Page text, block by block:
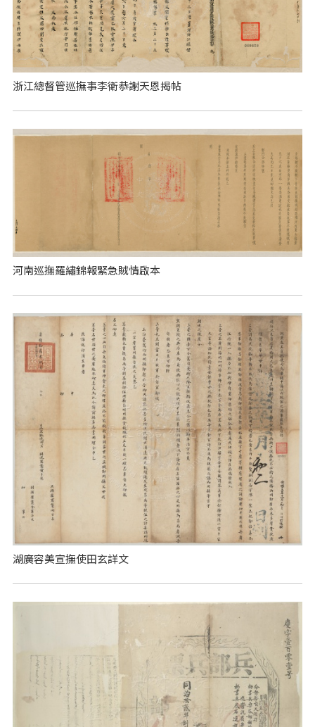
浙江總督管巡撫事李衛恭謝天恩揭帖
河南巡撫羅繡錦報緊急賊情啟本
湖廣容美宣撫使田玄詳文